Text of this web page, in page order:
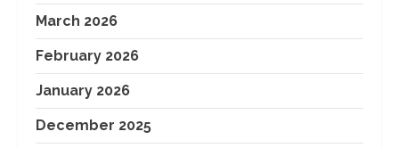
March 2026
February 2026
January 2026
December 2025